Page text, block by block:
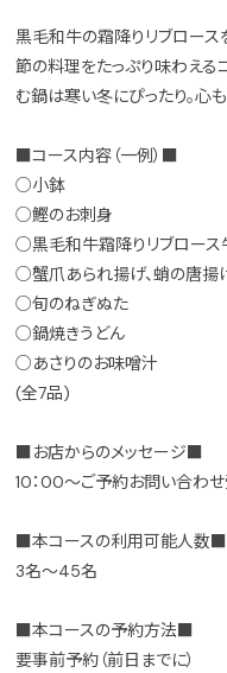
黒毛和牛の霜降りリブロース
節の料理をたっぷり味わえる
む鍋は寒い冬にぴったり。心
■コース内容（一例）■
○小鉢
○鰹のお刺身
○黒毛和牛霜降りリブロース
○蟹爪あられ揚げ、蛸の唐揚
○旬のねぎぬた
○鍋焼きうどん
○あさりのお味噌汁
(全7品)
■お店からのメッセージ■
10：00～ご予約お問い合わせ
■本コースの利用可能人数■
3名～45名
■本コースの予約方法■
要事前予約（前日までに）